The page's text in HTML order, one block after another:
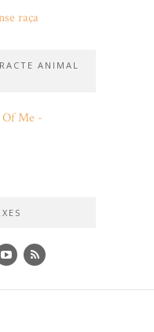
ANIMAL